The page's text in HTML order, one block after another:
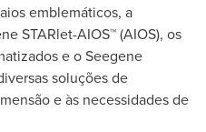
emblemáticos, a
STARlet-AIOS™ (AIOS), os
e o Seegene
soluções de
e às necessidades de